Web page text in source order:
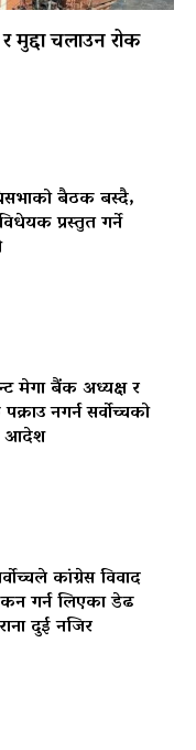
मुद्दा चलाउन रोक
बैठक बस्दै,
प्रस्तुत गर्ने
मेगा बैंक अध्यक्ष र
नगर्न सर्वोच्चको
आदेश
कांग्रेस विवाद
गर्न लिएका डेढ
दुई नजिर